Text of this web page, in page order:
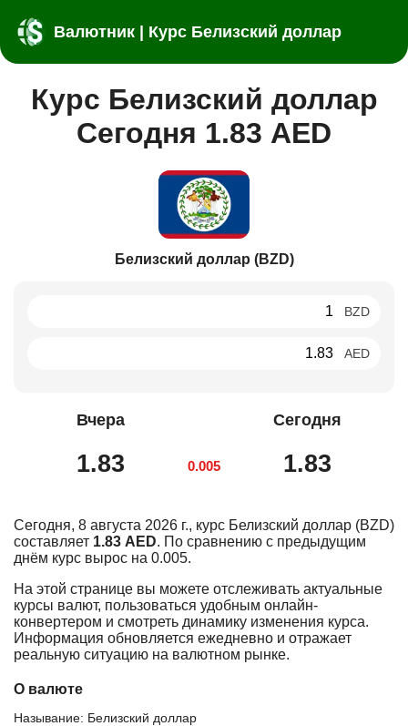
Валютник | Курс Белизский доллар
Курс Белизский доллар
Сегодня 1.83 AED
Белизский доллар (BZD)
BZD
AED
Вчера
1.83 0.005
Сегодня
1.83
Сегодня, 8 августа 2026 г., курс Белизский доллар (BZD)
составляет 1.83 AED. По сравнению с предыдущим
днём курс вырос на 0.005.
На этой странице вы можете отслеживать актуальные
курсы валют, пользоваться удобным онлайн-
конвертером и смотреть динамику изменения курса.
Информация обновляется ежедневно и отражает
реальную ситуацию на валютном рынке.
О валюте
Называние: Белизский доллар